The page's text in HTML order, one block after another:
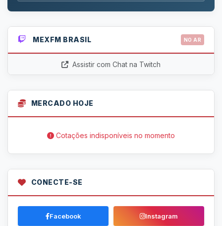
MEXFM BRASIL NO AR
Assistir com Chat na Twitch
MERCADO HOJE
Cotações indisponíveis no momento
CONECTE-SE
Facebook Instagram